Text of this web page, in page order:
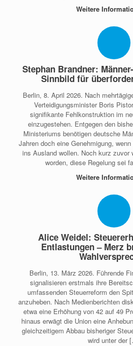
Weitere
Stephan Brandner:
Sinnbild für
Berlin, 8. April 2026. Nach
Verteidigungsminister Boris
signifikante Fehlkonstruktion im
einzugestehen. Entgegen den
Ministeriums benötigen deutsche
Jahren doch eine Genehmigung,
ins Ausland wollen. Noch kurz zuvor
worden, diese Regelung sei
Weitere
Alice Weidel:
Entlastungen – Merz
Berlin, 13. März 2026. Führende
signalisieren erstmals ihre
umfassenden Steuerreform den
anzuheben. Nach Medienberichten
etwa eine Erhöhung von 42 auf 49
hinaus erwägt die Union eine
gleichzeitigem Abbau bisheriger
wird unter der